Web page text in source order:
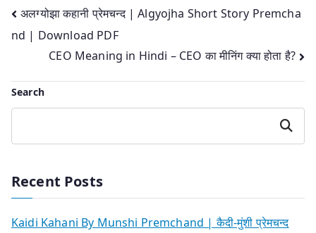
Post
navigation
अलग्योझा कहानी प्रेमचन्द | Algyojha Short Story Premcha
nd | Download PDF
CEO Meaning in Hindi – CEO का मीनिंग क्या होता है?
Search
Search
Recent Posts
Kaidi Kahani By Munshi Premchand | कैदी-मुंशी प्रेमचन्द